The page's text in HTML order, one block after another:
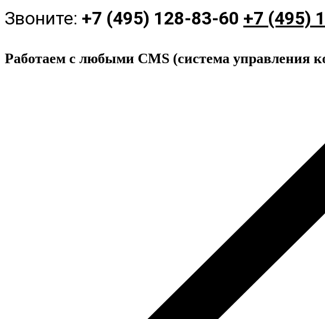
Звоните: +7 (495) 128-83-60 +7 (495)
Работаем с любыми CMS (система управления